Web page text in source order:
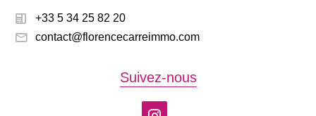
+33 5 34 25 82 20
contact@florencecarreimmo.com
Suivez-nous